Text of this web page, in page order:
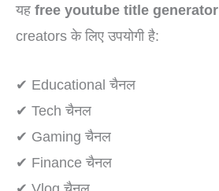
यह free youtube title generator
creators के लिए उपयोगी है:
✔ Educational चैनल
✔ Tech चैनल
✔ Gaming चैनल
✔ Finance चैनल